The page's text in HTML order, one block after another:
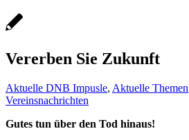
Vererben Sie Zukunft
Aktuelle DNB Impusle, Aktuelle Themen
Vereinsnachrichten
Gutes tun über den Tod hinaus!